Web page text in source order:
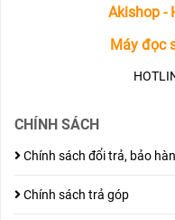
Akishop -
Máy đọc
CHÍNH SÁCH
Chính sách đổi trả, bảo
Chính sách trả góp